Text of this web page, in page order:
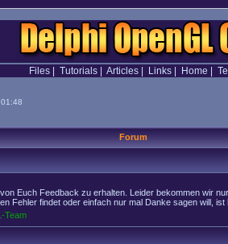
Files| Tutorials| Articles| Links| Home
Forum
Euch Feedback zu erhalten. Leider bekommen wir
Fehler findet oder einfach nur mal Danke sagen will, ist
Team